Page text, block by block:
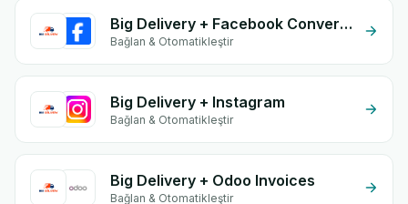
Big Delivery + Facebook Conversion API (CAPI)
Bağlan & Otomatikleştir
Big Delivery + Instagram
Bağlan & Otomatikleştir
Big Delivery + Odoo Invoices
Bağlan & Otomatikleştir